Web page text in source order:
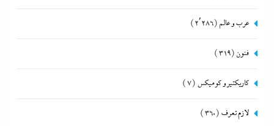
عرب و عالم (2٬286)
فنون (319)
كاريكتير و كوميكس (7)
لازم تعرف (360)